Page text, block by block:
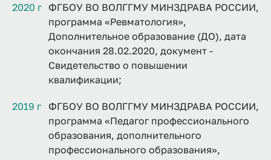
2020 г ФГБОУ ВО ВОЛГГМУ МИНЗДРАВА РОССИИ,
программа «Ревматология»,
Дополнительное образование (ДО), дата
окончания 28.02.2020, документ -
Свидетельство о повышении
квалификации;
2019 г
ФГБОУ ВО ВОЛГГМУ МИНЗДРАВА РОССИИ,
программа «Педагог профессионального
образования, дополнительного
профессионального образования»,